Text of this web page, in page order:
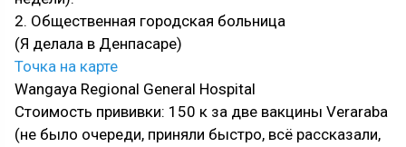
2. Общественная городская больница
(Я делала в Денпасаре)
Точка на карте
Wangaya Regional General Hospital
Стоимость прививки: 150 к за две вакцины Veraraba
(не было очереди, приняли быстро, всё рассказали,